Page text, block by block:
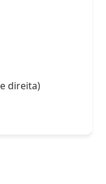
direita)